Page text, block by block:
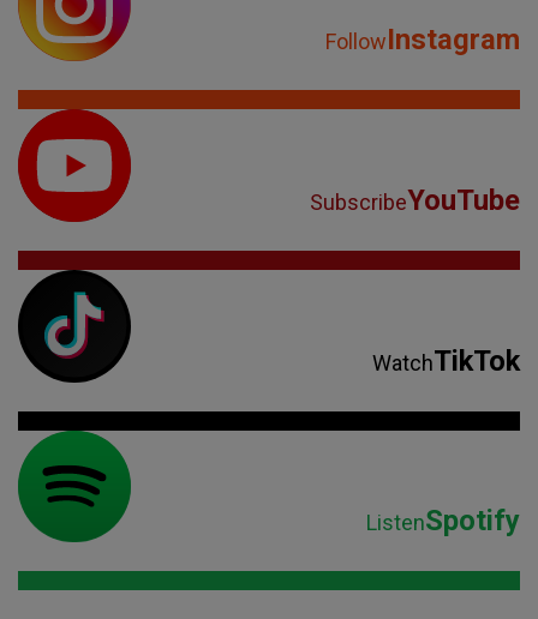
FollowInstagram
SubscribeYouTube
WatchTikTok
ListenSpotify